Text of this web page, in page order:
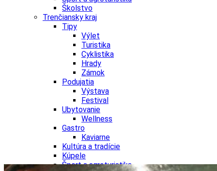
Školstvo
Trenčiansky kraj
Tipy
Výlet
Turistika
Cyklistika
Hrady
Zámok
Podujatia
Výstava
Festival
Ubytovanie
Wellness
Gastro
Kaviarne
Kultúra a tradície
Kúpele
Šport a agroturistika